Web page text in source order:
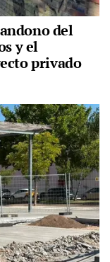
del
y el
privado